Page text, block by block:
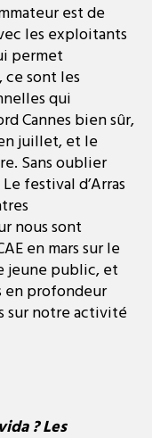
est de
les exploitants
permet
sont les
qui
Cannes bien sûr,
juillet, et le
Sans oublier
festival d’Arras
nous sont
en mars sur le
jeune public, et
en profondeur
sur notre activité
? Les